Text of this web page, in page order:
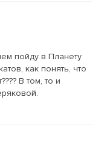
пойду в Планету
как понять, что
В том, то и